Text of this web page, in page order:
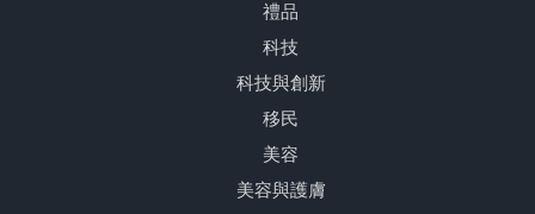
禮品
科技
科技與創新
移民
美容
美容與護膚